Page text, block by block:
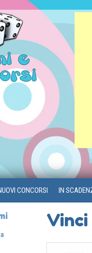
CONCORSI IN